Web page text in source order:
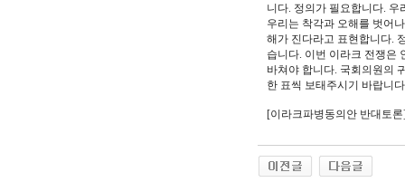
니다. 정의가 필요합니다.
우리는 착각과 오해를 벗어
해가 진다라고 표현합니다.
습니다. 이번 이라크 전쟁은
바쳐야 합니다. 국회의원의
한 표씩 보태주시기 바랍니
[이라크파병동의안 반대토